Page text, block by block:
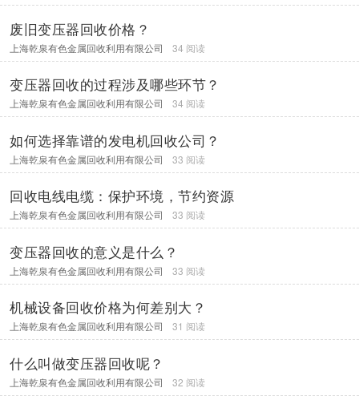
废旧变压器回收价格？
上海乾泉有色金属回收利用有限公司 34 阅读
变压器回收的过程涉及哪些环节？
上海乾泉有色金属回收利用有限公司 34 阅读
如何选择靠谱的发电机回收公司？
上海乾泉有色金属回收利用有限公司 33 阅读
回收电线电缆：保护环境，节约资源
上海乾泉有色金属回收利用有限公司 33 阅读
变压器回收的意义是什么？
上海乾泉有色金属回收利用有限公司 33 阅读
机械设备回收价格为何差别大？
上海乾泉有色金属回收利用有限公司 31 阅读
什么叫做变压器回收呢？
上海乾泉有色金属回收利用有限公司 32 阅读